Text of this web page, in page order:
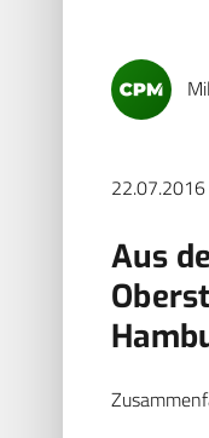
22.07.2016
Aus